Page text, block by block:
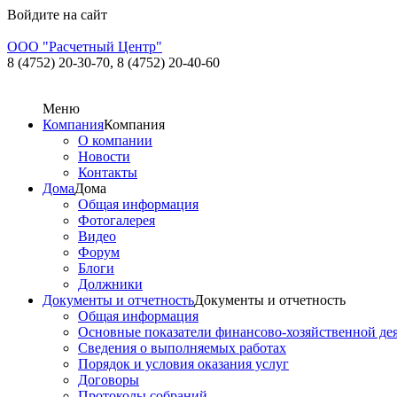
Войдите на сайт
ООО "Расчетный Центр"
8 (4752) 20-30-70, 8 (4752) 20-40-60
Меню
КомпанияКомпания
О компании
Новости
Контакты
ДомаДома
Общая информация
Фотогалерея
Видео
Форум
Блоги
Должники
Документы и отчетностьДокументы и отчетность
Общая информация
Основные показатели финансово-хозяйственной
Сведения о выполняемых работах
Порядок и условия оказания услуг
Договоры